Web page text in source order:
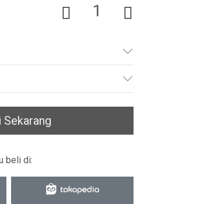
Sekarang
beli di: